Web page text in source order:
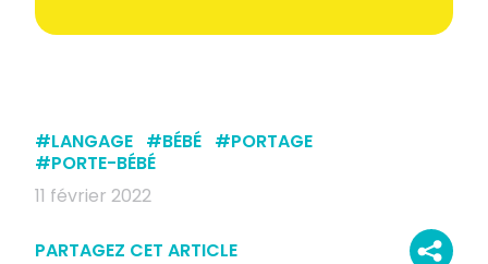
#LANGAGE #BÉBÉ #PORTAGE
#PORTE-BÉBÉ
11 février 2022
PARTAGEZ CET ARTICLE